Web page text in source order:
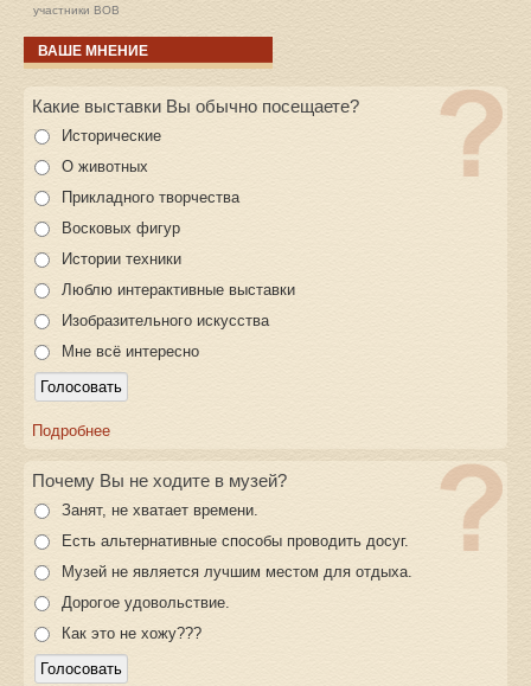
участники ВОВ
ВАШЕ МНЕНИЕ
Какие выставки Вы обычно посещаете?
Исторические
О животных
Прикладного творчества
Восковых фигур
Истории техники
Люблю интерактивные выставки
Изобразительного искусства
Мне всё интересно
Подробнее
Почему Вы не ходите в музей?
Занят, не хватает времени.
Есть альтернативные способы проводить досуг.
Музей не является лучшим местом для отдыха.
Дорогое удовольствие.
Как это не хожу???